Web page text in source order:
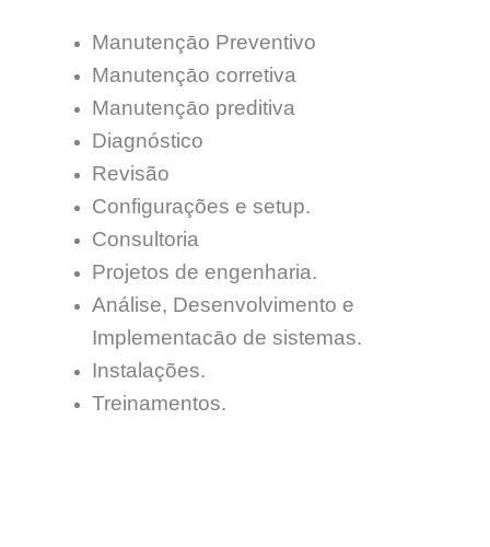
Manutençāo Preventivo
Manutençāo corretiva
Manutençāo preditiva
Diagnóstico
Revisão
Configurações e setup.
Consultoria
Projetos de engenharia.
Análise, Desenvolvimento e
Implementacāo de sistemas.
Instalações.
Treinamentos.